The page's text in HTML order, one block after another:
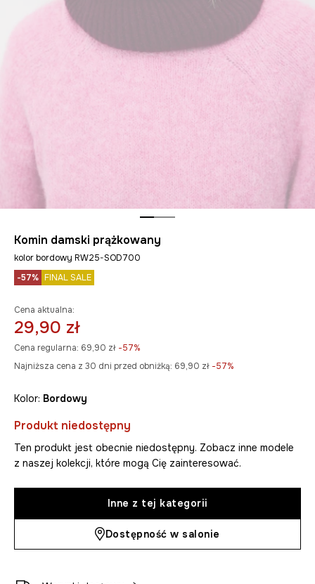
Komin damski prążkowany
kolor bordowy RW25-SOD700
-57% FINAL SALE
Cena aktualna:
29,90 zł
Cena regularna: 69,90 zł -57%
Najniższa cena z 30 dni przed obniżką: 69,90 zł -57%
Kolor: bordowy
Produkt niedostępny
Ten produkt jest obecnie niedostępny. Zobacz inne modele
z naszej kolekcji, które mogą Cię zainteresować.
Inne z tej kategorii
Dostępność w salonie